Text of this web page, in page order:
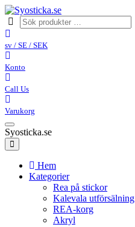
sv / SE / SEK
Konto
Call Us
Varukorg
Syosticka.se
Hem
Kategorier
Rea på stickor
Kalevala utförsälning
REA-korg
Akryl